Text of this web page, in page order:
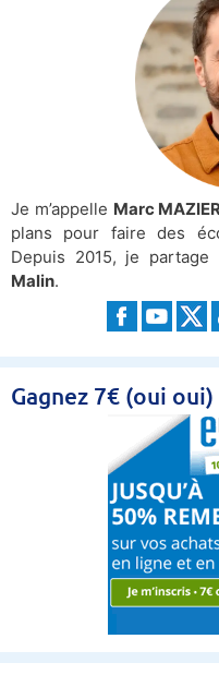
Je m’appelle Marc
plans pour faire des
Depuis 2015, je
Malin.
Gagnez 7€ (oui oui)